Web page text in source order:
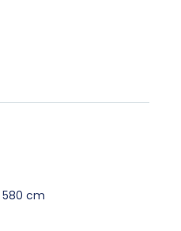
580 cm